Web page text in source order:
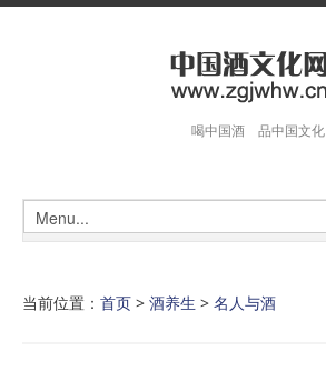
喝中国酒 品中国文化
当前位置： 首页 > 酒养生 > 名人与酒